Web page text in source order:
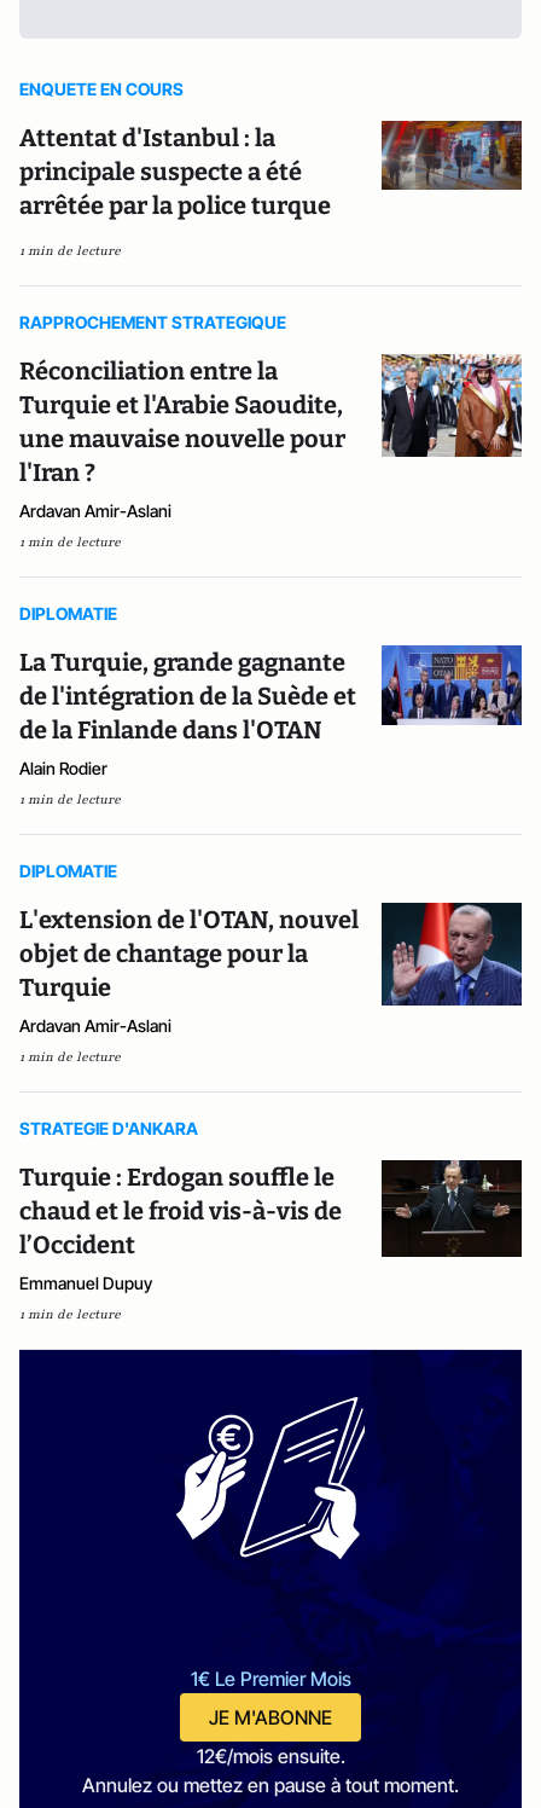
ENQUETE EN COURS
Attentat d'Istanbul : la
principale suspecte a été
arrêtée par la police turque
1 min de lecture
RAPPROCHEMENT STRATEGIQUE
Réconciliation entre la
Turquie et l'Arabie Saoudite,
une mauvaise nouvelle pour
l'Iran ?
Ardavan Amir-Aslani
1 min de lecture
DIPLOMATIE
La Turquie, grande gagnante
de l'intégration de la Suède et
de la Finlande dans l'OTAN
Alain Rodier
1 min de lecture
DIPLOMATIE
L'extension de l'OTAN, nouvel
objet de chantage pour la
Turquie
Ardavan Amir-Aslani
1 min de lecture
STRATEGIE D'ANKARA
Turquie : Erdogan souffle le
chaud et le froid vis-à-vis de
l’Occident
Emmanuel Dupuy
1 min de lecture
1€ Le Premier Mois
JE M'ABONNE
12€/mois ensuite.
Annulez ou mettez en pause à tout moment.